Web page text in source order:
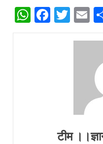
WhatsApp
टीम